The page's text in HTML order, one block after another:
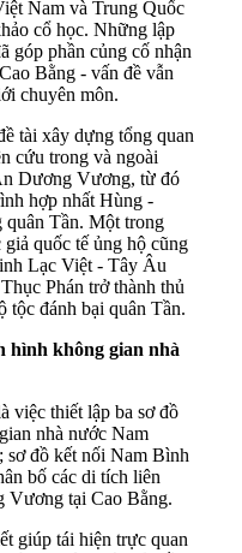
Nam và Trung Quốc
cổ học. Những lập
góp phần củng cố nhận
Bằng - vấn đề vẫn
chuyên môn.
tài xây dựng tổng quan
cứu trong và ngoài
Dương Vương, từ đó
hợp nhất Hùng -
quân Tần. Một trong
quốc tế ủng hộ cũng
Lạc Việt - Tây Âu
Phán trở thành thủ
tộc đánh bại quân Tần.
hình không gian nhà
việc thiết lập ba sơ đồ
nhà nước Nam
đồ kết nối Nam Bình
bố các di tích liên
Vương tại Cao Bằng.
giúp tái hiện trực quan